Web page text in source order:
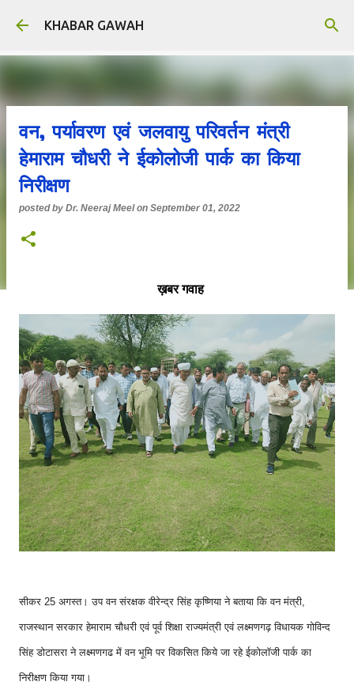
Skip to main content
KHABAR GAWAH
वन, पर्यावरण एवं जलवायु परिवर्तन मंत्री
हेमाराम चौधरी ने ईकोलोजी पार्क का किया
निरीक्षण
posted by Dr. Neeraj Meel on September 01, 2022
ख़बर गवाह
सीकर 25 अगस्त। उप वन संरक्षक वीरेन्द्र सिंह कृष्णिया ने बताया कि वन मंत्री,
राजस्थान सरकार हेमाराम चौधरी एवं पूर्व शिक्षा राज्यमंत्री एवं लक्ष्मणगढ़ विधायक गोविन्द
सिंह डोटासरा ने लक्ष्मणगढ में वन भूमि पर विकसित किये जा रहे ईकोलॉजी पार्क का
निरीक्षण किया गया।